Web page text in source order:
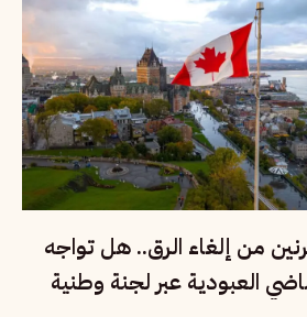
من إلغاء الرق.. هل تواجه
العبودية عبر لجنة وطنية